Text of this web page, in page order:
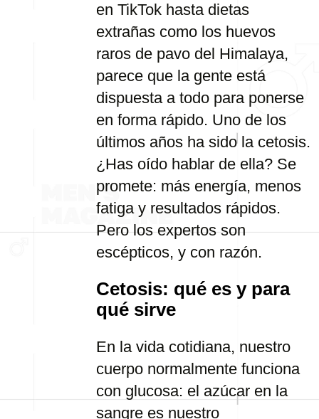
en TikTok hasta dietas
extrañas como los huevos
raros de pavo del Himalaya,
parece que la gente está
dispuesta a todo para ponerse
en forma rápido. Uno de los
últimos años ha sido la cetosis.
¿Has oído hablar de ella? Se
promete: más energía, menos
fatiga y resultados rápidos.
Pero los expertos son
escépticos, y con razón.
Cetosis: qué es y para
qué sirve
En la vida cotidiana, nuestro
cuerpo normalmente funciona
con glucosa: el azúcar en la
sangre es nuestro